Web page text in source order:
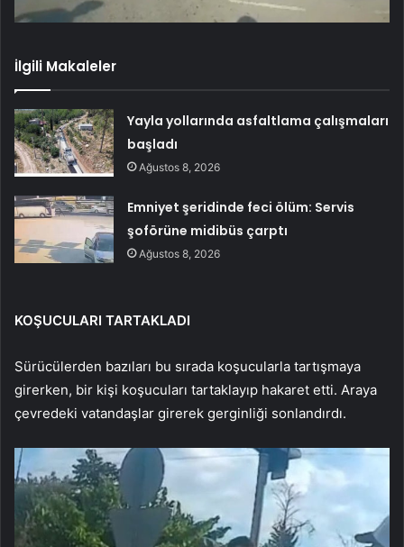
İlgili Makaleler
Yayla yollarında asfaltlama çalışmaları
başladı
Ağustos 8, 2026
Emniyet şeridinde feci ölüm: Servis
şoförüne midibüs çarptı
Ağustos 8, 2026
KOŞUCULARI TARTAKLADI
Sürücülerden bazıları bu sırada koşucularla tartışmaya
girerken, bir kişi koşucuları tartaklayıp hakaret etti. Araya
çevredeki vatandaşlar girerek gerginliği sonlandırdı.